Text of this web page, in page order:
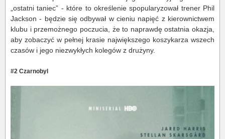
„ostatni taniec” - które to określenie spopularyzował trener Phil
Jackson - będzie się odbywał w cieniu napięć z kierownictwem
klubu i przemożnego poczucia, że to naprawdę ostatnia okazja,
aby zobaczyć w pełnej krasie największego koszykarza wszech
czasów i jego niezwykłych kolegów z drużyny.
#2 Czarnobyl